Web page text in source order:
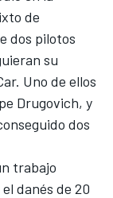
de
dos pilotos
su
Uno de ellos
Drugovich, y
dos
trabajo
danés de 20